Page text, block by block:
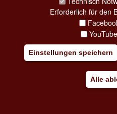
Erforderlich für den
Einstellungen speichern
Alle